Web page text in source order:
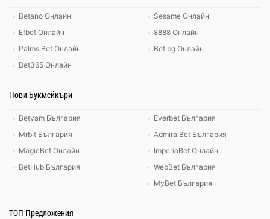
Betano Онлайн
Efbet Онлайн
Palms Bet Онлайн
Bet365 Онлайн
Sesame Онлайн
8888 Онлайн
Bet.bg Онлайн
Нови Букмейкъри
Betvam България
Mrbit България
MagicBet Онлайн
BetHub България
Everbet България
AdmiralBet България
ImperiaBet Онлайн
WebBet България
MyBet България
ТОП Предложения